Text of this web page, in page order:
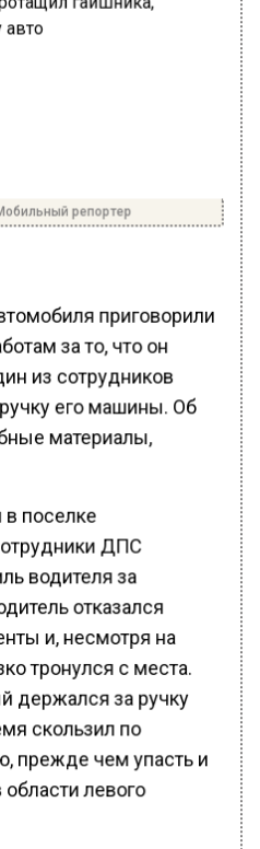
репортер
приговорили
за то, что он
из сотрудников
его машины. Об
материалы,
поселке
ДПС
водителя за
отказался
и, несмотря на
тронулся с места.
держался за ручку
скользил по
прежде чем упасть и
области левого